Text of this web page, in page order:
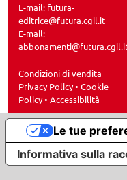
E-mail: futura-
editrice@futura.cgil.it
E-mail:
Condizioni di vendita
Privacy Policy• Cookie
Policy• Accessibilità
Informativa sulla
Le tue